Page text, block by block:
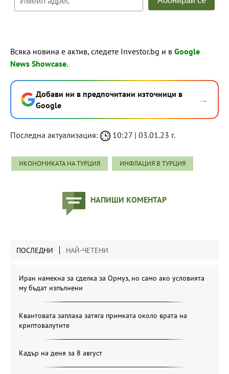
Всяка новина е актив, следете Investor.bg и в Google
News Showcase.
Добави ни в предпочитани източници в
Google
→
Последна актуализация: 10:27 | 03.01.23 г.
ИКОНОМИКАТА НА ТУРЦИЯ ИНФЛАЦИЯ В ТУРЦИЯ
НАПИШИ КОМЕНТАР
ПОСЛЕДНИ НАЙ-ЧЕТЕНИ
Иран намекна за сделка за Ормуз, но само ако условията
му бъдат изпълнени
Квантовата заплаха затяга примката около врата на
криптовалутите
Кадър на деня за 8 август